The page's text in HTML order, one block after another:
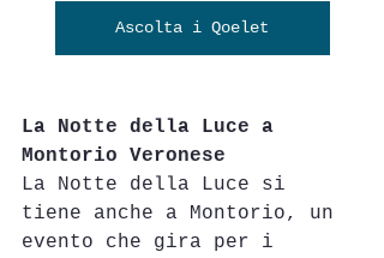
Ascolta i Qoelet
La Notte della Luce a
Montorio Veronese
La Notte della Luce si
tiene anche a Montorio, un
evento che gira per i